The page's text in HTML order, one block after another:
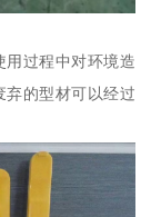
用过程中对环境造
弃的型材可以经过